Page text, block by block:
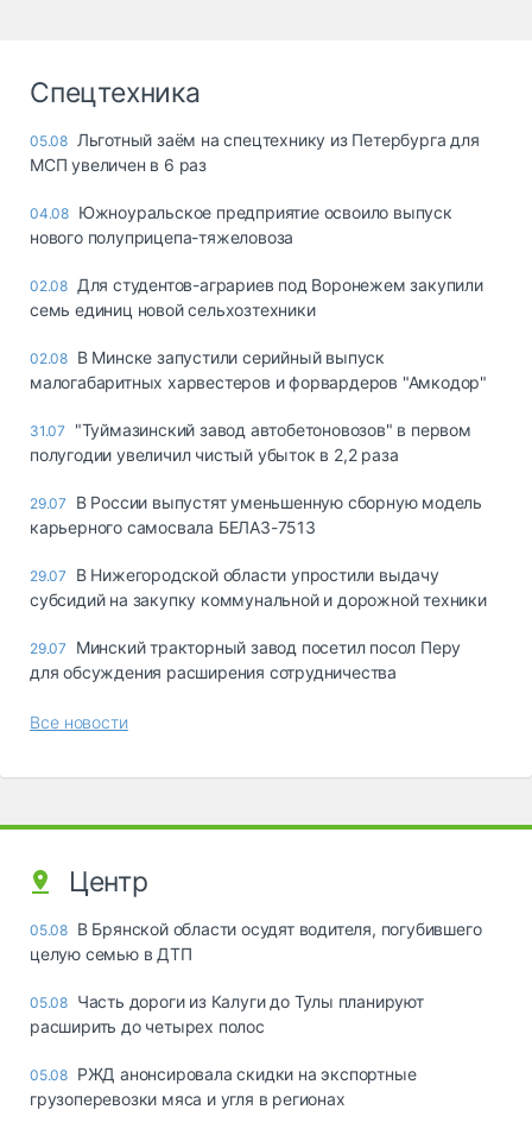
Спецтехника
05.08 Льготный заём на спецтехнику из Петербурга для
МСП увеличен в 6 раз
04.08 Южноуральское предприятие освоило выпуск
нового полуприцепа-тяжеловоза
02.08 Для студентов-аграриев под Воронежем закупили
семь единиц новой сельхозтехники
02.08 В Минске запустили серийный выпуск
малогабаритных харвестеров и форвардеров "Амкодор"
31.07
"Туймазинский завод автобетоновозов" в первом
полугодии увеличил чистый убыток в 2,2 раза
29.07
В России выпустят уменьшенную сборную модель
карьерного самосвала БЕЛАЗ-7513
29.07
В Нижегородской области упростили выдачу
субсидий на закупку коммунальной и дорожной техники
29.07
Минский тракторный завод посетил посол Перу
для обсуждения расширения сотрудничества
Все новости
Центр
05.08 В Брянской области осудят водителя, погубившего
целую семью в ДТП
05.08 Часть дороги из Калуги до Тулы планируют
расширить до четырех полос
05.08 РЖД анонсировала скидки на экспортные
грузоперевозки мяса и угля в регионах